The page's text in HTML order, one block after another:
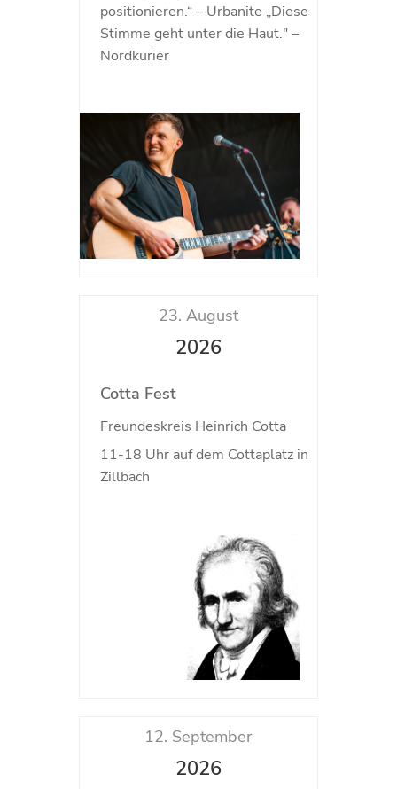
positionieren.“ – Urbanite „Diese
Stimme geht unter die Haut." –
Nordkurier
23. August
2026
Cotta Fest
Freundeskreis Heinrich Cotta
11-18 Uhr auf dem Cottaplatz in
Zillbach
12. September
2026